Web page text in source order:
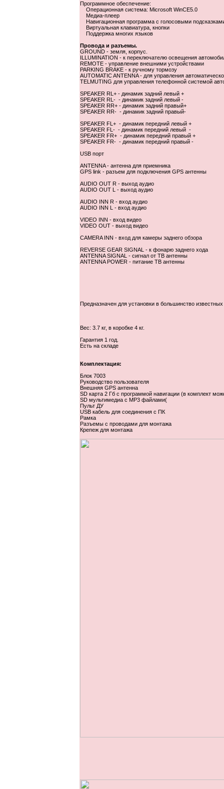
Программное обеспечение:
Операционная система: Microsoft WinCE5.0
Медиа-плеер
Навигационная программа с голосовыми
Виртуальная клавиатура, кнопки
Поддержка многих языков
Провода и разъемы.
GROUND - земля, корпус.
ILLUMINATION - к переключателю освещения
REMOTE - управление внешними устройствами
PARKING BRAKE - к ручному тормозу
AUTOMATIC ANTENNA - для управления
TELMUTING для управления телефонной системой
SPEAKER RL+ - динамик задний левый +
SPEAKER RL- - динамик задний левый -
SPEAKER RR+ - динамик задний правый+
SPEAKER RR- - динамик задний правый-
SPEAKER FL+ - динамик передний левый +
SPEAKER FL- - динамик передний левый -
SPEAKER FR+ - динамик передний правый +
SPEAKER FR- - динамик передний правый -
USB порт
ANTENNA - антенна для приемника
GPS link - разъем для подключения GPS антенны
AUDIO OUT R - выход аудио
AUDIO OUT L - выход аудио
AUDIO INN R - вход аудио
AUDIO INN L - вход аудио
VIDEO INN - вход видео
VIDEO OUT - выход видео
CAMERA INN - вход для камеры заднего обзора
REVERSE GEAR SIGNAL - к фонарю заднего хода
ANTENNA SIGNAL - сигнал от ТВ антенны
ANTENNA POWER - питание ТВ антенны
Предназначен для установки в большинство
Вес: 3.7 кг, в коробке 4 кг.
Гарантия 1 год.
Есть на складе
Комплектация:
Блок 7003
Руководство пользователя
Внешняя GPS антенна
SD карта 2 Гб с программой навигации (в комплект
SD мультимедиа с МР3 файлами(
Пульт ДУ
USB кабель для соединения с ПК
Рамка
Разъемы с проводами для монтажа
Крепеж для монтажа